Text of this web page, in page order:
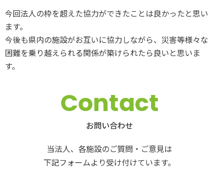
今回法人の枠を超えた協力ができたことは良かったと思い
ます。
今後も県内の施設がお互いに協力しながら、災害等様々な
困難を乗り越えられる関係が築けられたら良いと思いま
す。
Contact
お問い合わせ
当法人、各施設のご質問・ご意見は
下記フォームより受け付けています。